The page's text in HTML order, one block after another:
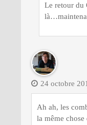
Le retour du
24 octobre
Ah ah, les
la même